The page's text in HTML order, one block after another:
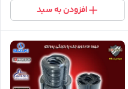
افزودن به سبد